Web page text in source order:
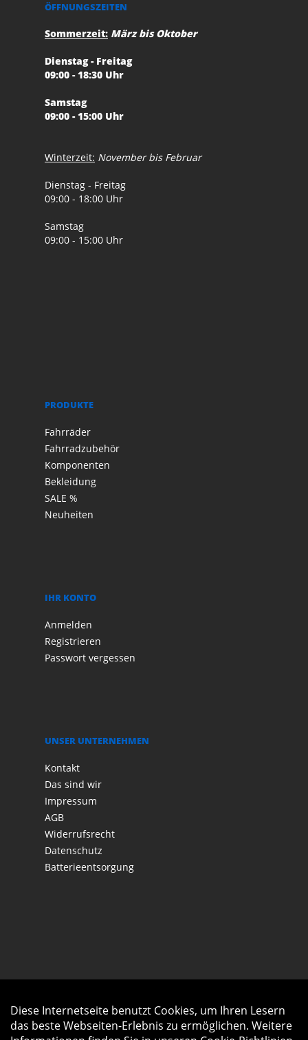
ÖFFNUNGSZEITEN
Sommerzeit: März bis Oktober
Dienstag - Freitag
09:00 - 18:30 Uhr
Samstag
09:00 - 15:00 Uhr
Winterzeit: November bis Februar
Dienstag - Freitag
09:00 - 18:00 Uhr
Samstag
09:00 - 15:00 Uhr
PRODUKTE
Fahrräder
Fahrradzubehör
Komponenten
Bekleidung
SALE %
Neuheiten
IHR KONTO
Anmelden
Registrieren
Passwort vergessen
UNSER UNTERNEHMEN
Kontakt
Das sind wir
Impressum
AGB
Widerrufsrecht
Datenschutz
Batterieentsorgung
Diese Internetseite benutzt Cookies, um Ihren Lesern
das beste Webseiten-Erlebnis zu ermöglichen. Weitere
Auftrag widerrufen